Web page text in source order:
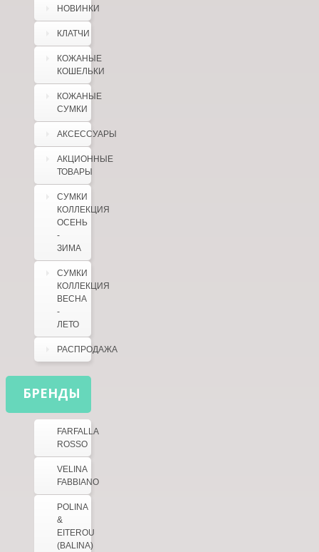
НОВИНКИ
КЛАТЧИ
КОЖАНЫЕ
КОШЕЛЬКИ
КОЖАНЫЕ
СУМКИ
АКСЕССУАРЫ
АКЦИОННЫЕ
ТОВАРЫ
СУМКИ
КОЛЛЕКЦИЯ
ОСЕНЬ
-
ЗИМА
СУМКИ
КОЛЛЕКЦИЯ
ВЕСНА
-
ЛЕТО
РАСПРОДАЖА
БРЕНДЫ
FARFALLA
ROSSO
VELINA
FABBIANO
POLINA
&
EITEROU
(BALINA)